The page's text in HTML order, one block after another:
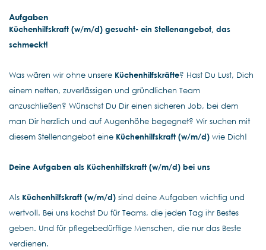
Aufgaben
Küchenhilfskraft (w/m/d) gesucht- ein Stellenangebot, das
schmeckt!
Was wären wir ohne unsere Küchenhilfskräfte? Hast Du Lust, Dich
einem netten, zuverlässigen und gründlichen Team
anzuschließen? Wünschst Du Dir einen sicheren Job, bei dem
man Dir herzlich und auf Augenhöhe begegnet? Wir suchen mit
diesem Stellenangebot eine Küchenhilfskraft (w/m/d) wie Dich!
Deine Aufgaben als Küchenhilfskraft (w/m/d) bei uns
Als Küchenhilfskraft (w/m/d) sind deine Aufgaben wichtig und
wertvoll. Bei uns kochst Du für Teams, die jeden Tag ihr Bestes
geben. Und für pflegebedürftige Menschen, die nur das Beste
verdienen.